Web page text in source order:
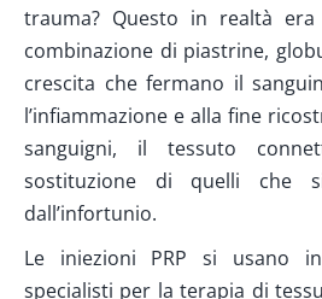
trauma? Questo in realtà
combinazione di piastrine,
crescita che fermano il
l’infiammazione e alla fine
sanguigni, il tessuto
sostituzione di quelli che
dall’infortunio.
Le iniezioni PRP si usano
specialisti per la terapia di